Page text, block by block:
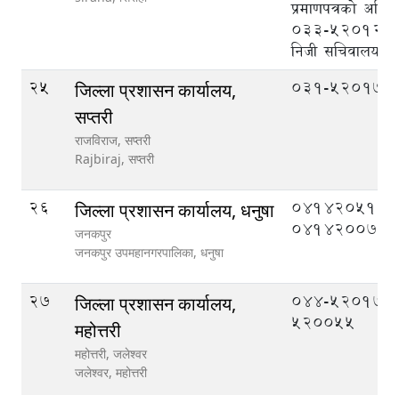
प्रमाणपत्रको
033-520121
निजी सचिवालय)
25
जिल्ला प्रशासन कार्यालय,
सप्तरी
राजविराज, सप्तरी
Rajbiraj, सप्तरी
०३१-५२०१७४
26 जिल्ला प्रशासन कार्यालय, धनुषा
जनकपुर
जनकपुर उपमहानगरपालिका, धनुषा
041420510,
041420075
27
जिल्ला प्रशासन कार्यालय,
महोत्तरी
महोत्तरी, जलेश्वर
जलेश्वर, महोत्तरी
044-
520055